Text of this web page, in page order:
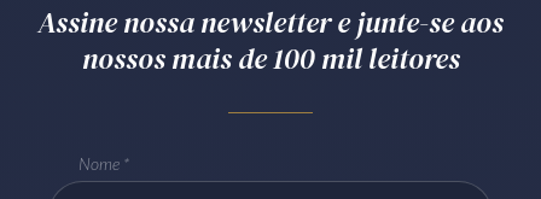
Assine nossa newsletter e junte-se aos
nossos mais de 100 mil leitores
Nome